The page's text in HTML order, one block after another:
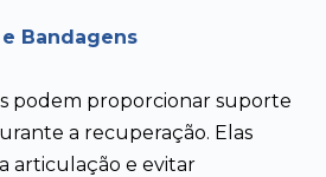
Bandagens
podem proporcionar suporte
a recuperação. Elas
articulação e evitar